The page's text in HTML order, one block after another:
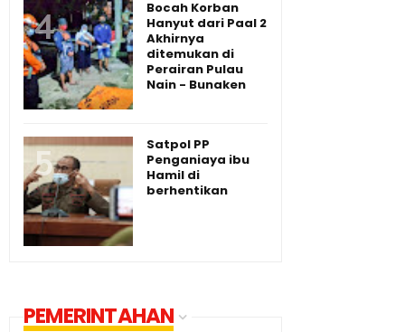
Bocah Korban
Hanyut dari Paal 2
Akhirnya
ditemukan di
Perairan Pulau
Nain - Bunaken
Satpol PP
Penganiaya ibu
Hamil di
berhentikan
PEMERINTAHAN